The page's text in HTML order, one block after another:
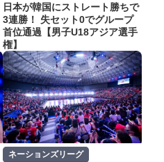
日本が韓国にストレート勝ちで
3連勝！ 失セット0でグループ
首位通過【男子U18アジア選手
権】
ネーションズリーグ